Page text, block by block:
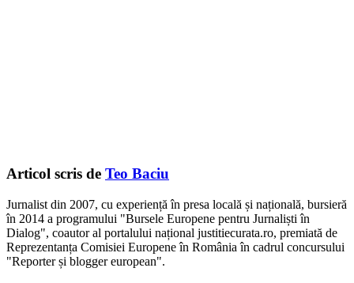
Articol scris de Teo Baciu
Jurnalist din 2007, cu experiență în presa locală și națională, bursieră
în 2014 a programului "Bursele Europene pentru Jurnaliști în
Dialog", coautor al portalului național justitiecurata.ro, premiată de
Reprezentanța Comisiei Europene în România în cadrul concursului
"Reporter și blogger european".